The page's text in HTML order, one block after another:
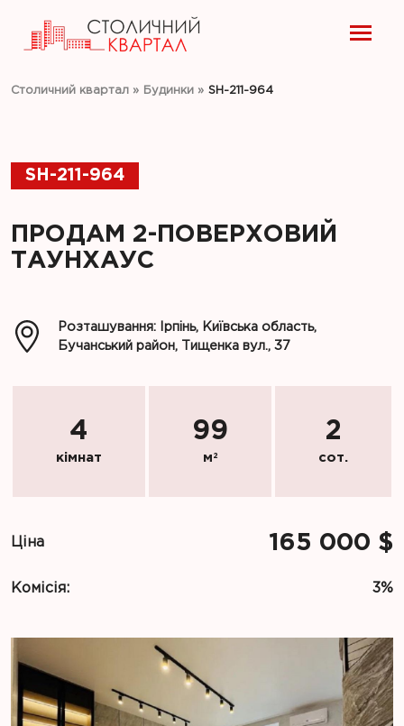
Столичний квартал » Будинки » SH-211-964
SH-211-964
ПРОДАМ 2-ПОВЕРХОВИЙ
ТАУНХАУС
Розташування: Ірпінь, Київська область,
Бучанський район, Тищенка вул., 37
4
кімнат
99
м 2
2
сот.
Ціна 165 000 $
Комісія: 3%